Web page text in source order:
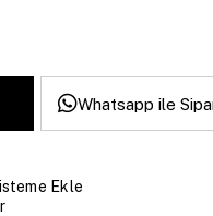
Whatsapp ile
Ekle